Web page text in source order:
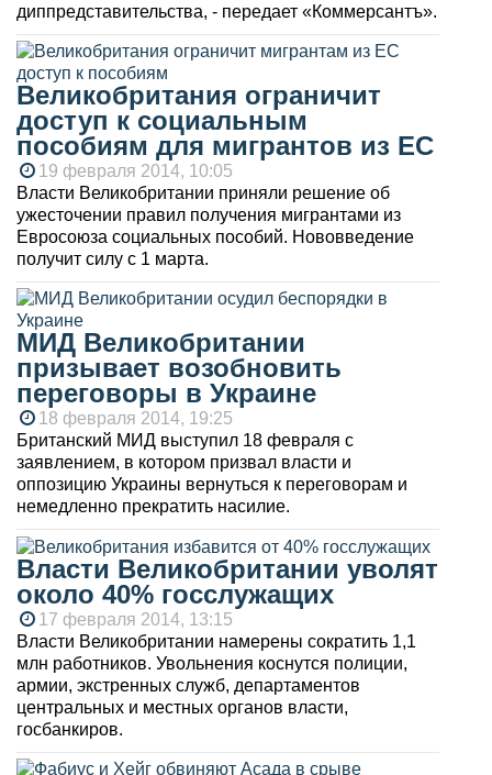
диппредставительства, - передает «Коммерсантъ».
Великобритания ограничит
доступ к социальным
пособиям для мигрантов из ЕС
19 февраля 2014, 10:05
Власти Великобритании приняли решение об
ужесточении правил получения мигрантами из
Евросоюза социальных пособий. Нововведение
получит силу с 1 марта.
МИД Великобритании
призывает возобновить
переговоры в Украине
18 февраля 2014, 19:25
Британский МИД выступил 18 февраля с
заявлением, в котором призвал власти и
оппозицию Украины вернуться к переговорам и
немедленно прекратить насилие.
Власти Великобритании уволят
около 40% госслужащих
17 февраля 2014, 13:15
Власти Великобритании намерены сократить 1,1
млн работников. Увольнения коснутся полиции,
армии, экстренных служб, департаментов
центральных и местных органов власти,
госбанкиров.